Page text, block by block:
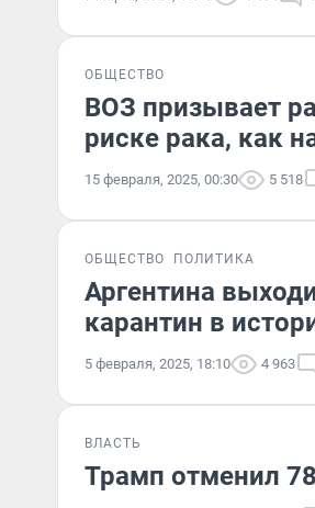
ОБЩЕСТВО
ВОЗ призывает
риске рака, как
15 февраля, 2025, 00:30 5 518
ОБЩЕСТВО ПОЛИТИКА
Аргентина
карантин в
5 февраля, 2025, 18:10 4 963
ВЛАСТЬ
Трамп отменил